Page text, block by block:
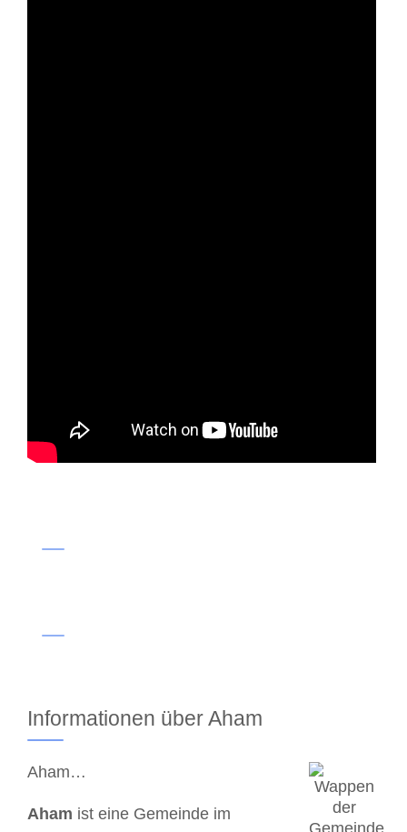
Informationen über Aham
Aham…
Aham ist eine Gemeinde im